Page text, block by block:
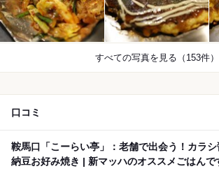
すべての写真を見る（153件）
口コミ
鞍馬口「こーらい亭」：老舗で出会う！カラ
納豆お好み焼き | 新マッハのオススメごはんで